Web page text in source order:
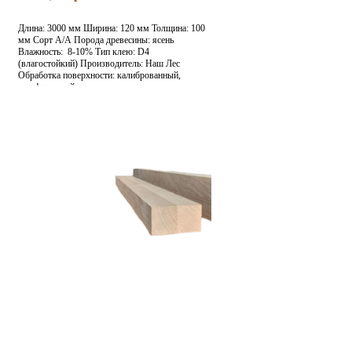
Длина: 3000 мм Ширина: 120 мм Толщина: 100
мм Сорт А/А Порода древесины: ясень
Влажность: 8-10% Тип клею: D4
(влагостойкий) Производитель: Наш Лес
Обработка поверхности: калиброванный,
шлифованный